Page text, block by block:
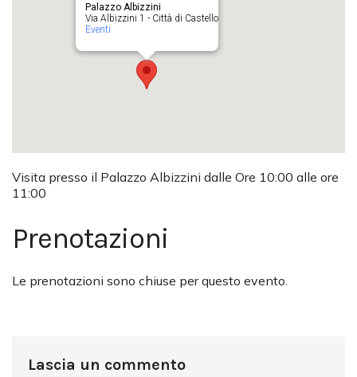
Palazzo Albizzini
Via Albizzini 1 - Città di Castello
Eventi
Visita presso il Palazzo Albizzini dalle Ore 10:00 alle ore
11:00
Prenotazioni
Le prenotazioni sono chiuse per questo evento.
Lascia un commento